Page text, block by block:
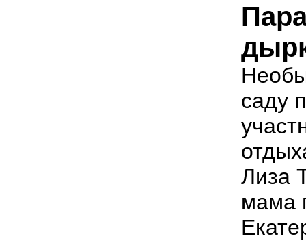
саду
Лиза
мама